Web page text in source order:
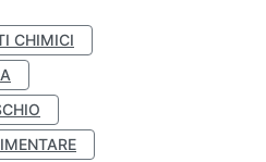
CHIMICI